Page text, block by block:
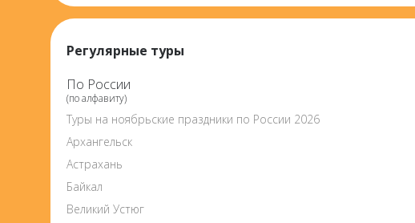
Регулярные туры
По России
(по алфавиту)
Туры на ноябрьские праздники по России 2026
Архангельск
Астрахань
Байкал
Великий Устюг